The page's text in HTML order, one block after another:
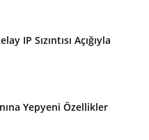
IP Sızıntısı Açığıyla
Yepyeni Özellikler